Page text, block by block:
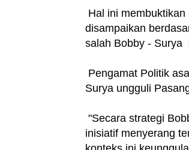
Hal ini
disampaikan
salah Bobby - Surya
Pengamat Politik
Surya ungguli
"Secara strategi
inisiatif menyerang